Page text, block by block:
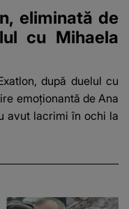
eliminată de
cu Mihaela
după duelul cu
emoționantă de Ana
avut lacrimi în ochi la